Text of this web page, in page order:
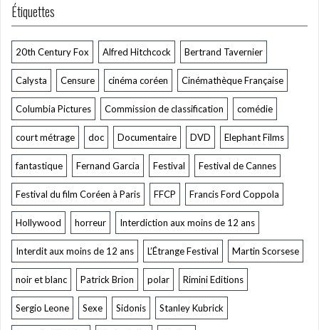
Étiquettes
20th Century Fox Alfred Hitchcock Bertrand Tavernier
Calysta Censure cinéma coréen Cinémathèque Française
Columbia Pictures Commission de classification comédie
court métrage doc Documentaire DVD Elephant Films
fantastique Fernand Garcia Festival Festival de Cannes
Festival du film Coréen à Paris FFCP Francis Ford Coppola
Hollywood horreur Interdiction aux moins de 12 ans
Interdit aux moins de 12 ans L’Étrange Festival Martin Scorsese
noir et blanc Patrick Brion polar Rimini Editions
Sergio Leone Sexe Sidonis Stanley Kubrick